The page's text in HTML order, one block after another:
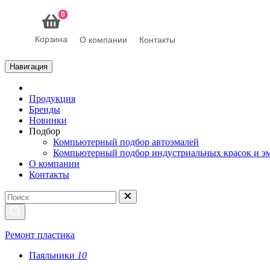
0
Корзина О компании Контакты
Навигация
Продукция
Бренды
Новинки
Подбор
Компьютерный подбор автоэмалей
Компьютерный подбор индустриальных красок и
О компании
Контакты
Ремонт пластика
Паяльники 10